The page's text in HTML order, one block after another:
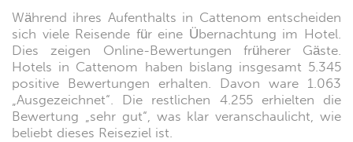
Während ihres Aufenthalts in Cattenom entscheiden
sich viele Reisende für eine Übernachtung im Hotel.
Dies zeigen Online-Bewertungen früherer Gäste.
Hotels in Cattenom haben bislang insgesamt 5.345
positive Bewertungen erhalten. Davon ware 1.063
„Ausgezeichnet“. Die restlichen 4.255 erhielten die
Bewertung „sehr gut“, was klar veranschaulicht, wie
beliebt dieses Reiseziel ist.